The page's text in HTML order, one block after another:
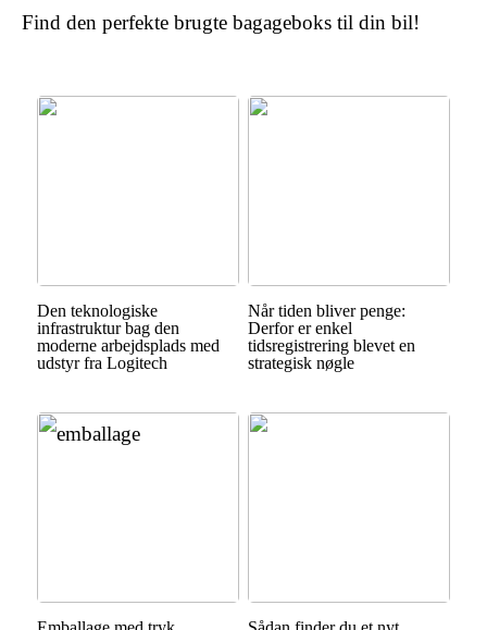
Find den perfekte brugte bagageboks til din bil!
Den teknologiske
infrastruktur bag den
moderne arbejdsplads med
udstyr fra Logitech
Når tiden bliver penge:
Derfor er enkel
tidsregistrering blevet en
strategisk nøgle